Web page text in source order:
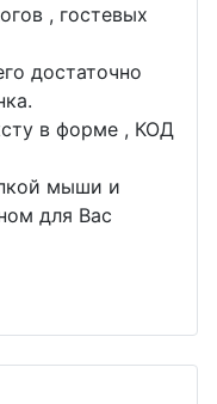
, гостевых
достаточно
в форме , КОД
мыши и
для Вас